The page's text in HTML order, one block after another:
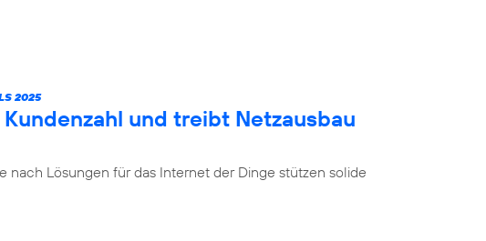
2025
und treibt Netzausbau
nach Lösungen für das Internet der Dinge stützen solide